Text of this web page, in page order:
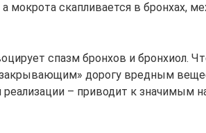
скапливается в бронхах,
спазм бронхов и бронхиол.
дорогу вредным
– приводит к значимым